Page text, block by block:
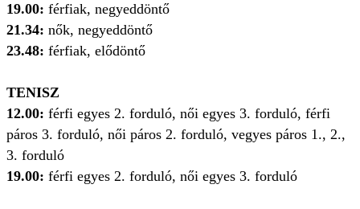
19.00: férfiak, negyeddöntő
21.34: nők, negyeddöntő
23.48: férfiak, elődöntő
TENISZ
12.00: férfi egyes 2. forduló, női egyes 3. forduló, férfi
páros 3. forduló, női páros 2. forduló, vegyes páros 1., 2.,
3. forduló
19.00: férfi egyes 2. forduló, női egyes 3. forduló